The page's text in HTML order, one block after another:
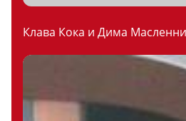
Клава Кока и Дима